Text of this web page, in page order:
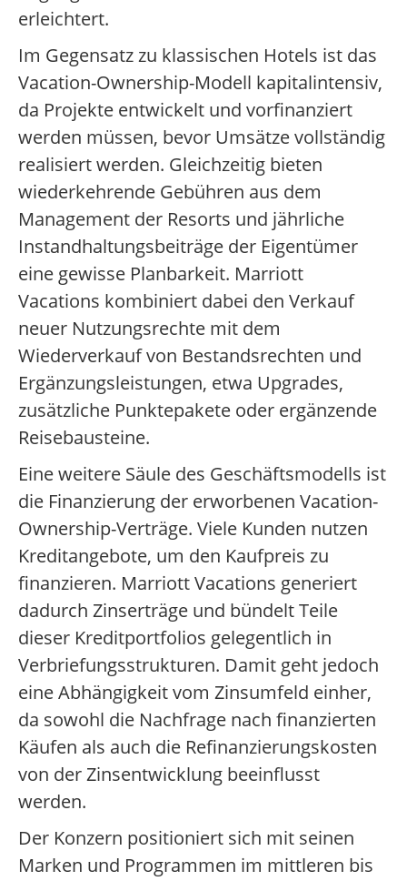
erleichtert.
Im Gegensatz zu klassischen Hotels ist das
Vacation-Ownership-Modell kapitalintensiv,
da Projekte entwickelt und vorfinanziert
werden müssen, bevor Umsätze vollständig
realisiert werden. Gleichzeitig bieten
wiederkehrende Gebühren aus dem
Management der Resorts und jährliche
Instandhaltungsbeiträge der Eigentümer
eine gewisse Planbarkeit. Marriott
Vacations kombiniert dabei den Verkauf
neuer Nutzungsrechte mit dem
Wiederverkauf von Bestandsrechten und
Ergänzungsleistungen, etwa Upgrades,
zusätzliche Punktepakete oder ergänzende
Reisebausteine.
Eine weitere Säule des Geschäftsmodells ist
die Finanzierung der erworbenen Vacation-
Ownership-Verträge. Viele Kunden nutzen
Kreditangebote, um den Kaufpreis zu
finanzieren. Marriott Vacations generiert
dadurch Zinserträge und bündelt Teile
dieser Kreditportfolios gelegentlich in
Verbriefungsstrukturen. Damit geht jedoch
eine Abhängigkeit vom Zinsumfeld einher,
da sowohl die Nachfrage nach finanzierten
Käufen als auch die Refinanzierungskosten
von der Zinsentwicklung beeinflusst
werden.
Der Konzern positioniert sich mit seinen
Marken und Programmen im mittleren bis